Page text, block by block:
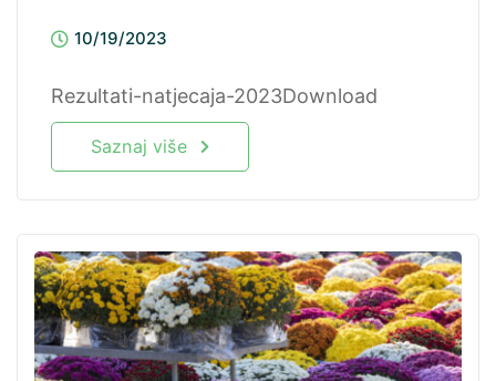
10/19/2023
Rezultati-natjecaja-2023Download
Saznaj više